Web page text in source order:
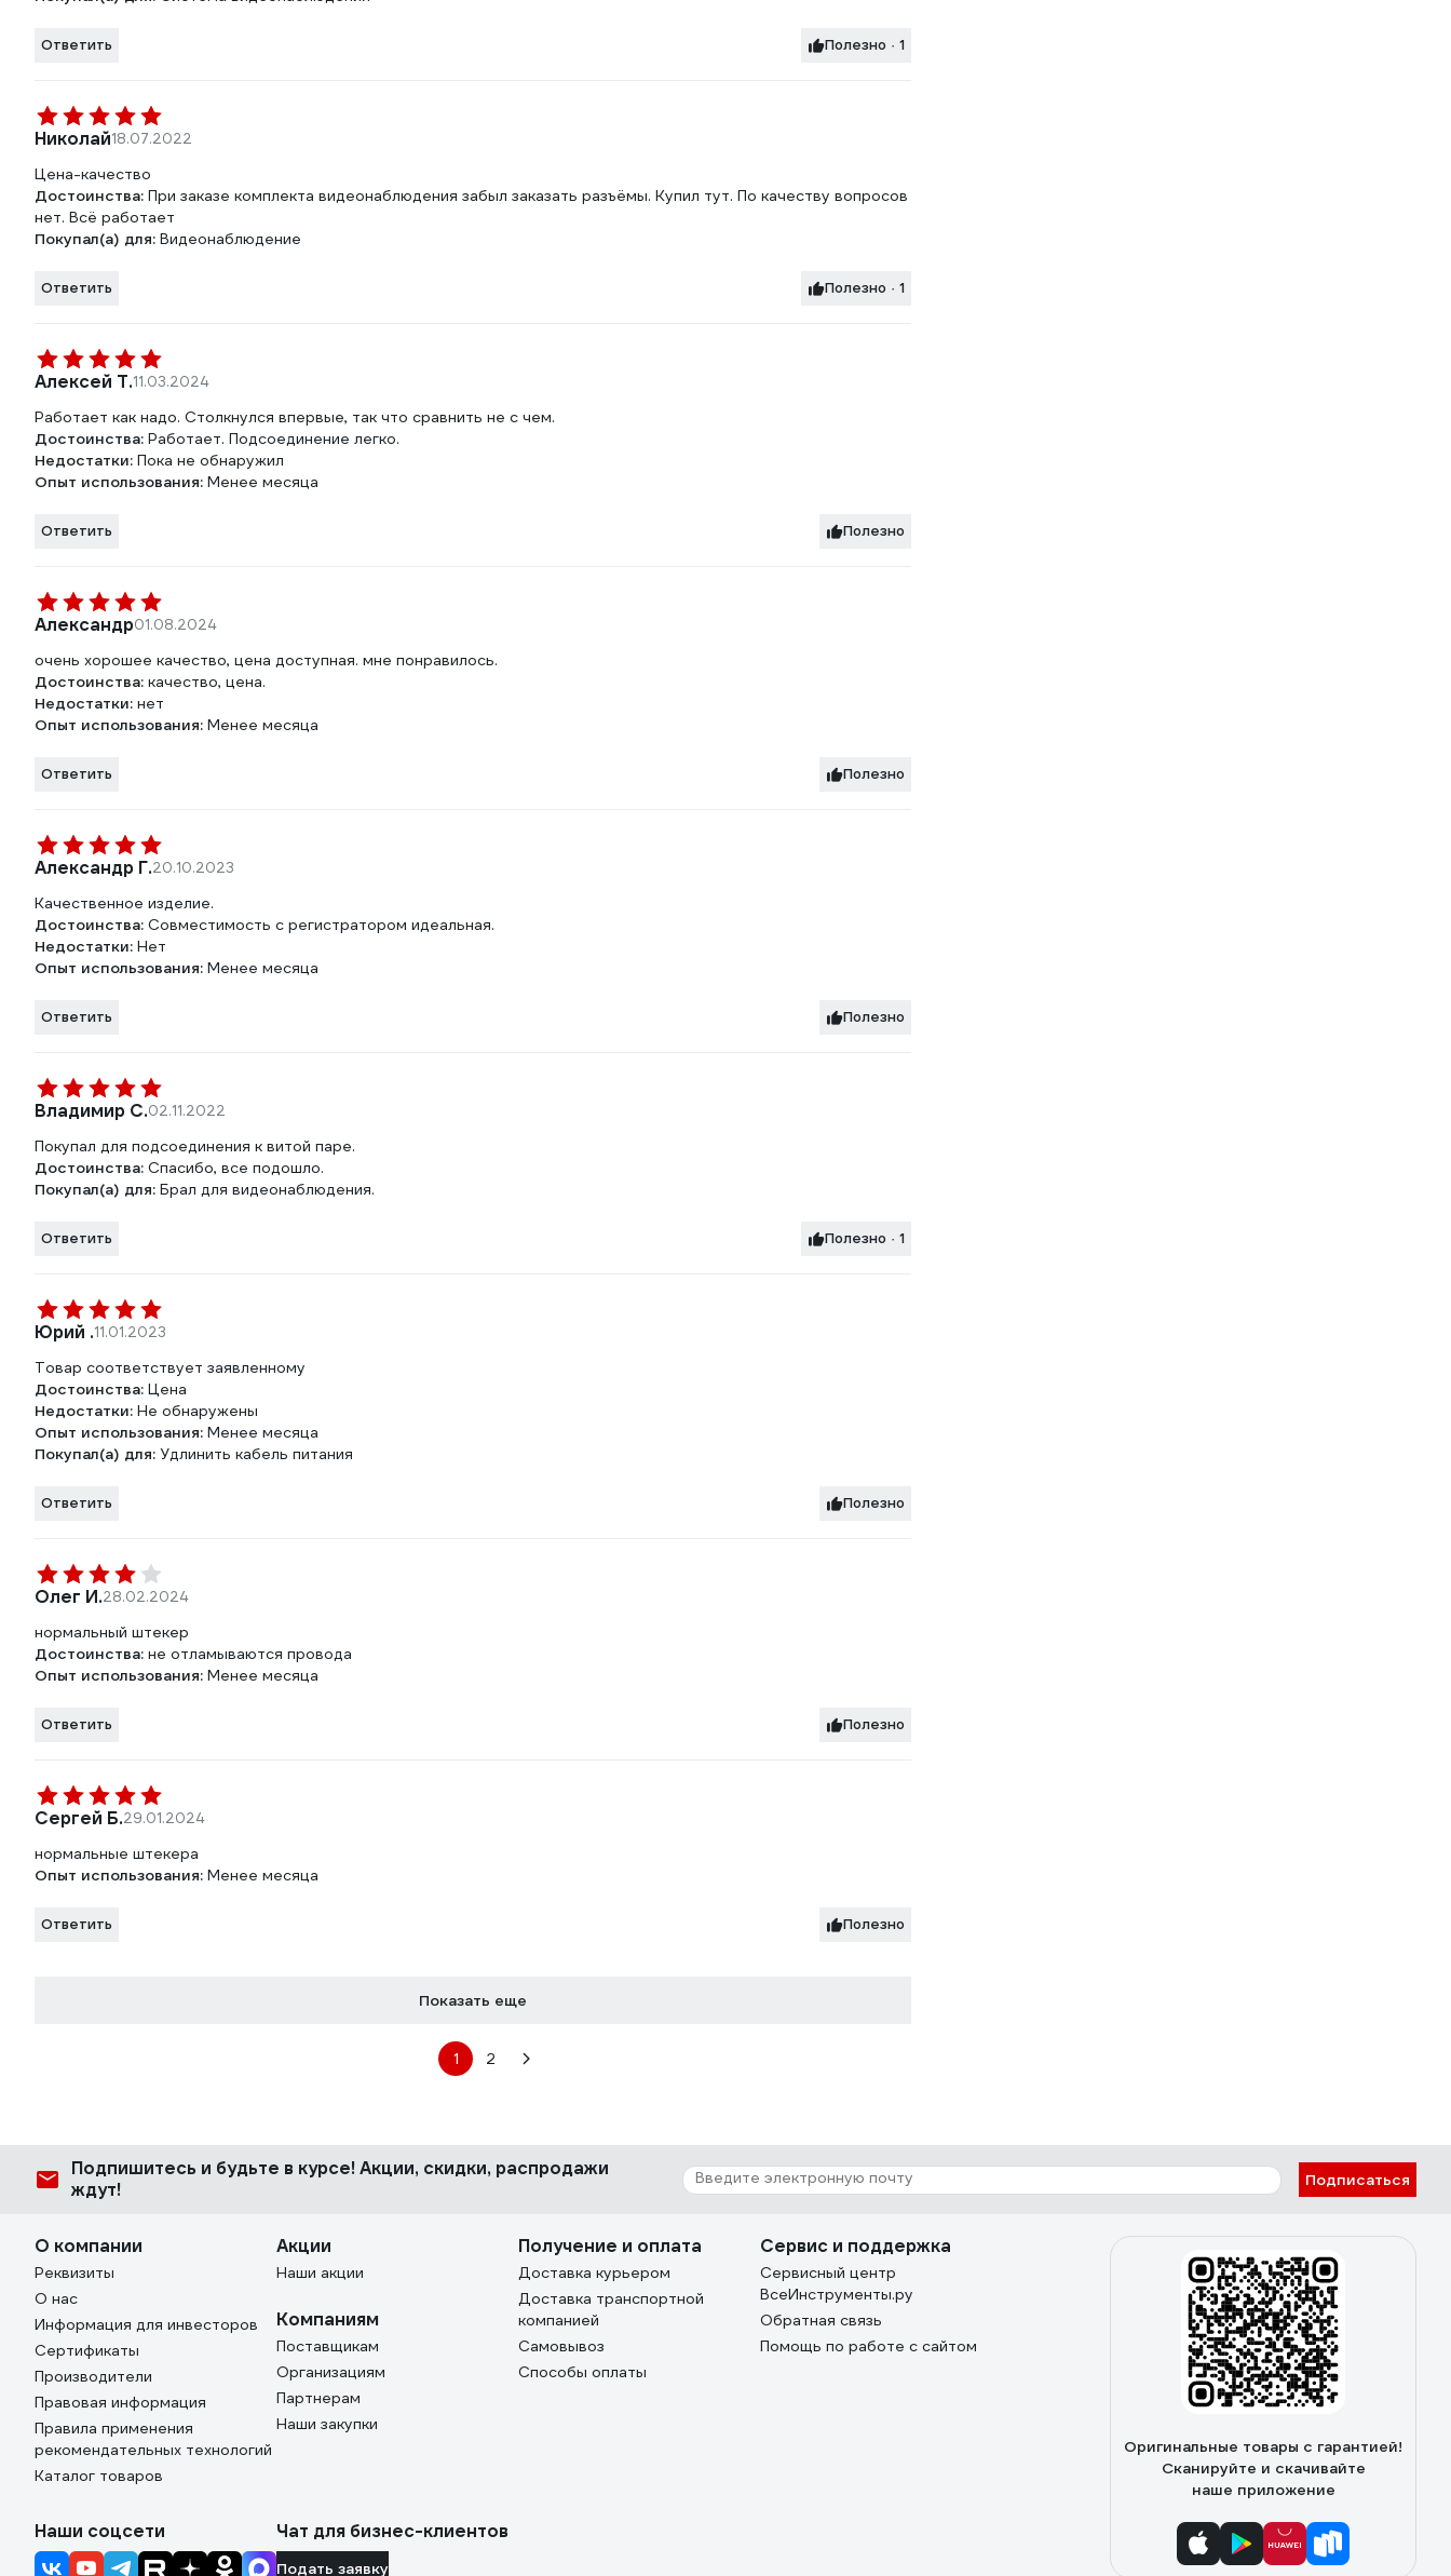
Ответить Полезно · 1
Николай18.07.2022
Цена-качество
Достоинства: При заказе комплекта видеонаблюдения забыл заказать разъёмы. Купил тут. По качеству вопросов
нет. Всё работает
Покупал(а) для: Видеонаблюдение
Ответить Полезно · 1
Алексей Т.11.03.2024
Работает как надо. Столкнулся впервые, так что сравнить не с чем.
Достоинства: Работает. Подсоединение легко.
Недостатки: Пока не обнаружил
Опыт использования: Менее месяца
Ответить Полезно
Александр01.08.2024
очень хорошее качество, цена доступная. мне понравилось.
Достоинства: качество, цена.
Недостатки: нет
Опыт использования: Менее месяца
Ответить Полезно
Александр Г.20.10.2023
Качественное изделие.
Достоинства: Совместимость с регистратором идеальная.
Недостатки: Нет
Опыт использования: Менее месяца
Ответить Полезно
Владимир С.02.11.2022
Покупал для подсоединения к витой паре.
Достоинства: Спасибо, все подошло.
Покупал(а) для: Брал для видеонаблюдения.
Ответить Полезно · 1
Юрий .11.01.2023
Товар соответствует заявленному
Достоинства: Цена
Недостатки: Не обнаружены
Опыт использования: Менее месяца
Покупал(а) для: Удлинить кабель питания
Ответить Полезно
Олег И.28.02.2024
нормальный штекер
Достоинства: не отламываются провода
Опыт использования: Менее месяца
Ответить Полезно
Сергей Б.29.01.2024
нормальные штекера
Опыт использования: Менее месяца
Ответить Полезно
Показать еще
1 2
Подпишитесь и будьте в курсе! Акции, скидки, распродажи
ждут!
Подписаться
О компании
Реквизиты
О нас
Информация для инвесторов
Сертификаты
Производители
Правовая информация
Правила применения
рекомендательных технологий
Каталог товаров
Акции
Наши акции
Компаниям
Поставщикам
Организациям
Партнерам
Наши закупки
Получение и оплата
Доставка курьером
Доставка транспортной
компанией
Самовывоз
Способы оплаты
Сервис и поддержка
Сервисный центр
ВсеИнструменты.ру
Обратная связь
Помощь по работе с сайтом
Оригинальные товары с гарантией!
Сканируйте и скачивайте
наше приложение
Наши соцсети Чат для бизнес-клиентов
Подать заявку